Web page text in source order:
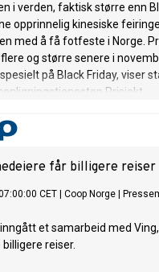
i verden, faktisk større enn
opprinnelig kinesiske
med å få fotfeste i Norge.
og større senere i
på Black Friday, viser
Prisjakt.
får billigere reiser
CET Coop Norge
et samarbeid med
reiser.